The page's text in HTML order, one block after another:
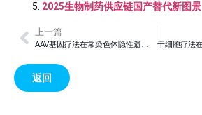
2025生物制药供应链国产替代新图景
上一篇
返回